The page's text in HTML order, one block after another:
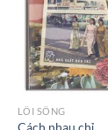
LỐI SỐNG
Cách nhau chỉ